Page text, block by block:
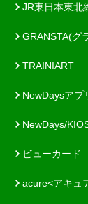
JR東日本東北
GRANSTA(グ
TRAINIART
NewDaysアプ
NewDays/
ビューカード
acure<アキュ